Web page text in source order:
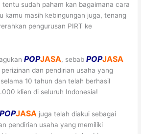
tentu sudah paham kan bagaimana cara
kamu masih kebingungan juga, tenang
pengurusan PIRT ke
POPJASA, sebabPOPJASA
dan pendirian usaha yang
10 tahun dan telah berhasil
klien di seluruh Indonesia!
POPJASA juga telah diakui sebagai
pendirian usaha yang memiliki